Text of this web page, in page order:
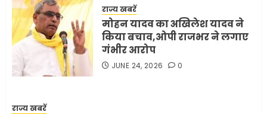
राज्य खबरें
मोहन यादव का अखिलेश यादव ने
किया बचाव,ओपी राजभर ने लगाए
गंभीर आरोप
JUNE 24, 2026 0
राज्य खबरें
4
शर्तें
MAY 18, 2026 0